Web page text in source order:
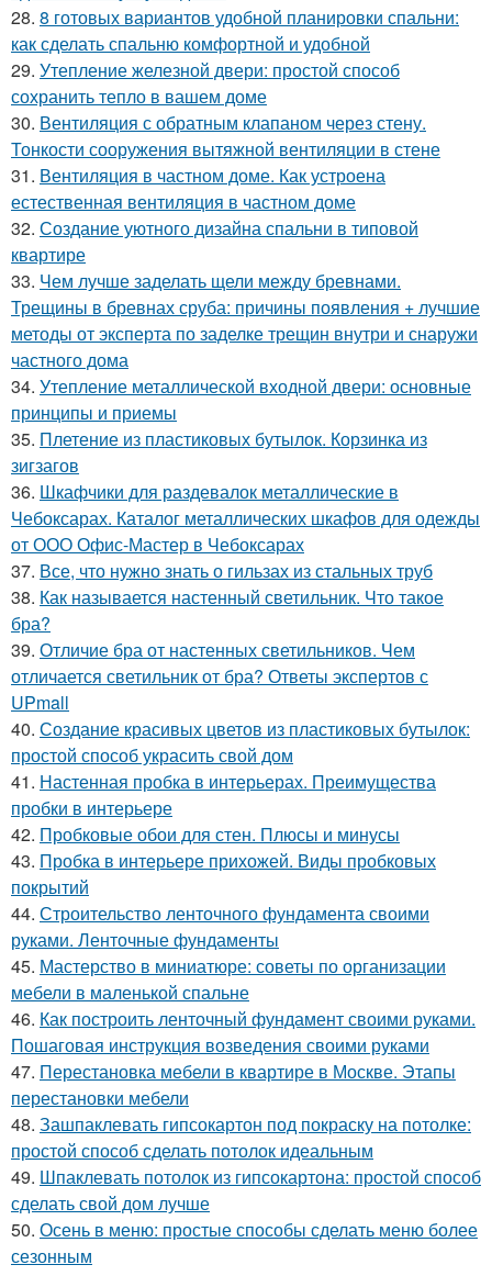
28. 8 готовых вариантов удобной планировки спальни:
как сделать спальню комфортной и удобной
29. Утепление железной двери: простой способ
сохранить тепло в вашем доме
30. Вентиляция с обратным клапаном через стену.
Тонкости сооружения вытяжной вентиляции в стене
31. Вентиляция в частном доме. Как устроена
естественная вентиляция в частном доме
32. Создание уютного дизайна спальни в типовой
квартире
33. Чем лучше заделать щели между бревнами.
Трещины в бревнах сруба: причины появления + лучшие
методы от эксперта по заделке трещин внутри и снаружи
частного дома
34. Утепление металлической входной двери: основные
принципы и приемы
35. Плетение из пластиковых бутылок. Корзинка из
зигзагов
36. Шкафчики для раздевалок металлические в
Чебоксарах. Каталог металлических шкафов для одежды
от ООО Офис-Мастер в Чебоксарах
37. Все, что нужно знать о гильзах из стальных труб
38. Как называется настенный светильник. Что такое
бра?
39. Отличие бра от настенных светильников. Чем
отличается светильник от бра? Ответы экспертов с
UPmall
40. Создание красивых цветов из пластиковых бутылок:
простой способ украсить свой дом
41. Настенная пробка в интерьерах. Преимущества
пробки в интерьере
42. Пробковые обои для стен. Плюсы и минусы
43. Пробка в интерьере прихожей. Виды пробковых
покрытий
44. Строительство ленточного фундамента своими
руками. Ленточные фундаменты
45. Мастерство в миниатюре: советы по организации
мебели в маленькой спальне
46. Как построить ленточный фундамент своими руками.
Пошаговая инструкция возведения своими руками
47. Перестановка мебели в квартире в Москве. Этапы
перестановки мебели
48. Зашпаклевать гипсокартон под покраску на потолке:
простой способ сделать потолок идеальным
49. Шпаклевать потолок из гипсокартона: простой способ
сделать свой дом лучше
50. Осень в меню: простые способы сделать меню более
сезонным